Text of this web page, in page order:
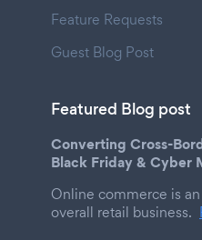
Feature Requests
Guest Blog Post
Featured Blog post
Converting Cross-
Black Friday & Cyber
Online commerce is
overall retail business.